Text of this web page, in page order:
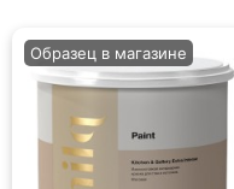
Образец в магазине